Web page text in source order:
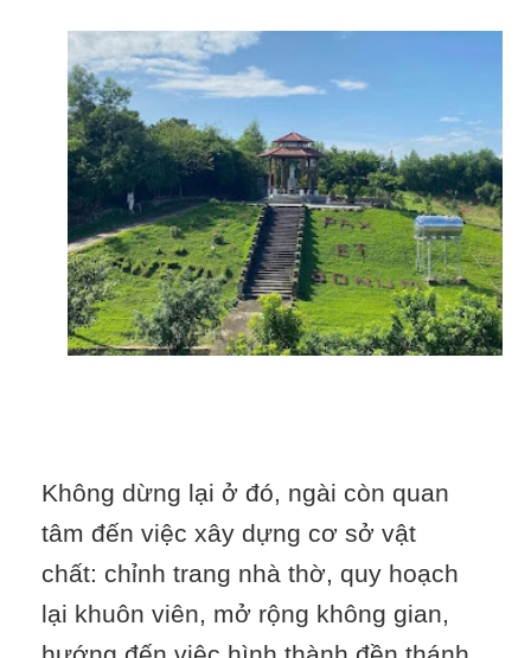
Không dừng lại ở đó, ngài còn quan
tâm đến việc xây dựng cơ sở vật
chất: chỉnh trang nhà thờ, quy hoạch
lại khuôn viên, mở rộng không gian,